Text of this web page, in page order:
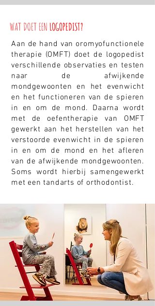
WAT DOET EEN LOGOPEDIST?
Aan de hand van oromyofunctionele
therapie (OMFT) doet de logopedist
verschillende observaties en testen
naar de afwijkende
mondgewoonten en het evenwicht
en het functioneren van de spieren
in en om de mond. Daarna wordt
met de oefentherapie van OMFT
gewerkt aan het herstellen van het
verstoorde evenwicht in de spieren
in en om de mond en het afleren
van de afwijkende mondgewoonten.
Soms wordt hierbij samengewerkt
met een tandarts of orthodontist.